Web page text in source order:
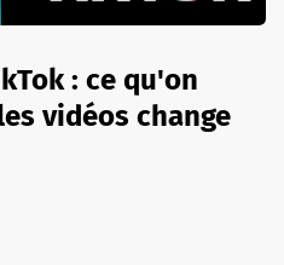
: ce qu'on
vidéos change